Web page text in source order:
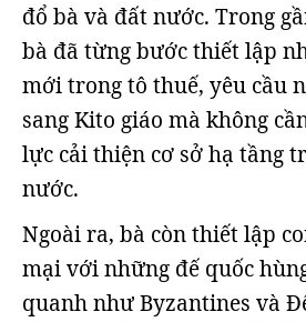
đổ bà và đất nước. Trong
bà đã từng bước thiết lập
mới trong tô thuế, yêu cầu
sang Kito giáo mà không
lực cải thiện cơ sở hạ tầng
nước.
Ngoài ra, bà còn thiết lập
mại với những đế quốc
quanh như Byzantines và